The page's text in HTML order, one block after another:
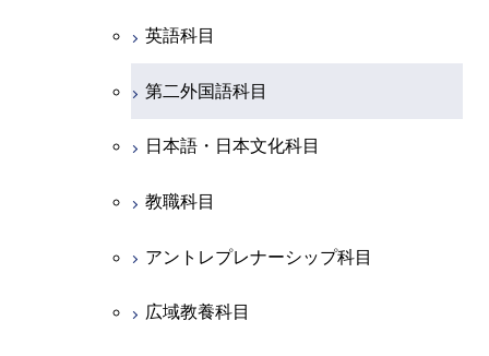
創造プロセス科目
共通専門科目
英語科目
第二外国語科目
日本語・日本文化科目
教職科目
アントレプレナーシップ科目
広域教養科目